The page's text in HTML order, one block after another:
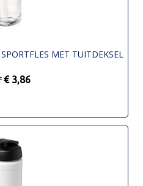
MET TUITDEKSEL
€ 3,86